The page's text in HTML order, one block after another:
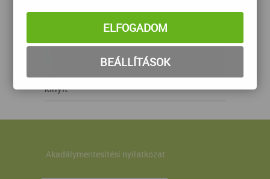
kinyit
Akadálymentesítési nyilatkozat
ELFOGADOM
BEÁLLÍTÁSOK